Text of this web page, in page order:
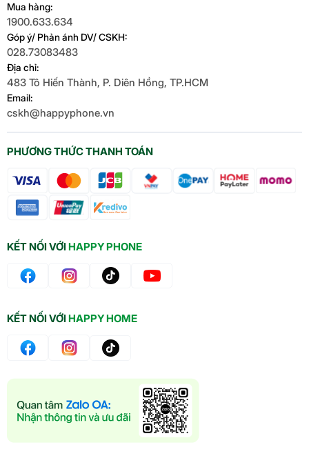
PHƯƠNG THỨC THANH TOÁN
KẾT NỐI VỚIHAPPY PHONE
Mua hàng:
1900.633.634
Góp ý/ Phản ánh DV/ CSKH:
028.73083483
Địa chỉ:
483 Tô Hiến Thành, P. Diên Hồng, TP.HCM
Email:
cskh@happyphone.vn
KẾT NỐI VỚIHAPPY HOME